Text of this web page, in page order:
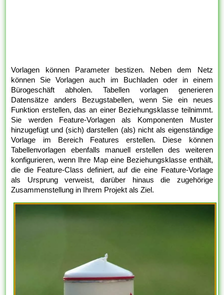
Vorlagen können Parameter bestizen. Neben dem Netz
können Sie Vorlagen auch im Buchladen oder in einem
Bürogeschäft abholen. Tabellen vorlagen generieren
Datensätze anders Bezugstabellen, wenn Sie ein neues
Funktion erstellen, das an einer Beziehungsklasse teilnimmt.
Sie werden Feature-Vorlagen als Komponenten Muster
hinzugefügt und (sich) darstellen (als) nicht als eigenständige
Vorlage im Bereich Features erstellen. Diese können
Tabellenvorlagen ebenfalls manuell erstellen des weiteren
konfigurieren, wenn Ihre Map eine Beziehungsklasse enthält,
die die Feature-Class definiert, auf die eine Feature-Vorlage
als Ursprung verweist, darüber hinaus die zugehörige
Zusammenstellung in Ihrem Projekt als Ziel.